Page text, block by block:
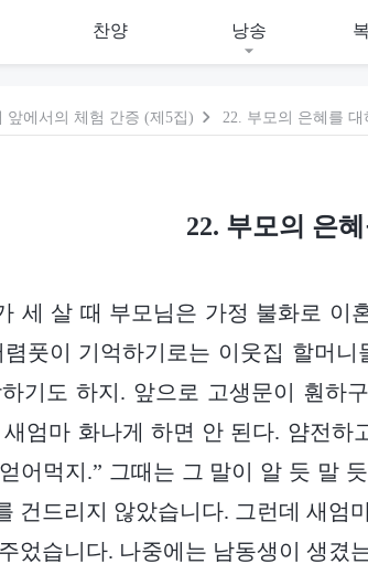
찬양 낭송
앞에서의 체험 간증 (제5집) 22. 부모의 은혜를 대
22. 부모의 은
세 살 때 부모님은 가정 불화로 이
렴풋이 기억하기로는 이웃집 할머
하기도 하지. 앞으로 고생문이 훤하
새엄마 화나게 하면 안 된다. 얌전하
어먹지.” 그때는 그 말이 알 듯 말
건드리지 않았습니다. 그런데 새엄
었습니다. 나중에는 남동생이 생겼